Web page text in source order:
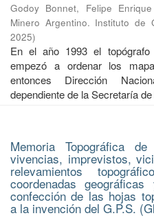
Godoy Bonnet, Felipe Enrique
Minero Argentino. Instituto de
2025)
En el año 1993 el topógrafo
empezó a ordenar los
entonces Dirección
dependiente de la Secretaría
Memoria Topográfica
vivencias, imprevistos,
relevamientos
coordenadas
confección de las hojas
a la invención del G.P.S.